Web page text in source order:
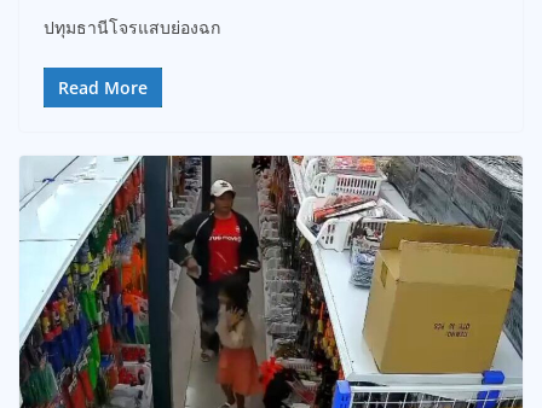
ปทุมธานีโจรแสบย่องฉก
Read More